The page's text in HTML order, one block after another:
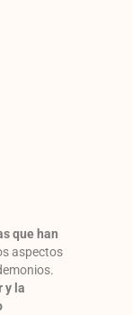
que han
aspectos
y la